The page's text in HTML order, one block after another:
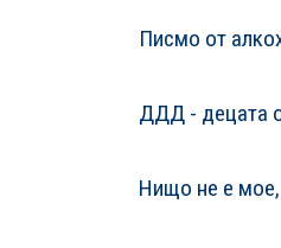
Писмо от
ДДД - децата
Нищо не е мое,